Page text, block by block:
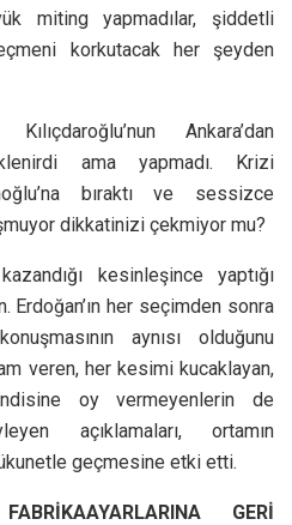
miting yapmadılar, şiddetli
korkutacak her şeyden
Ankara’dan
ama yapmadı. Krizi
bıraktı ve sessizce
dikkatinizi çekmiyor mu?
kesinleşince yaptığı
Erdoğan’ın her seçimden sonra
aynısı olduğunu
veren, her kesimi kucaklayan,
oy vermeyenlerin de
açıklamaları, ortamın
geçmesine etki etti.
AYARLARINA GERİ